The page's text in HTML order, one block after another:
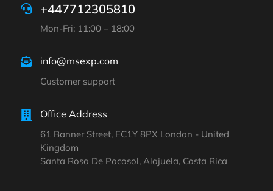
+447712305810
Mon-Fri: 11:00 – 18:00
info@msexp.com
Customer support
Office Address
61 Banner Street, EC1Y 8PX London - United
Kingdom
Santa Rosa De Pocosol, Alajuela, Costa Rica